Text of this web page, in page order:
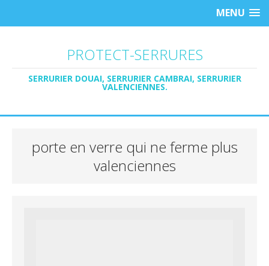
MENU
PROTECT-SERRURES
SERRURIER DOUAI, SERRURIER CAMBRAI, SERRURIER
VALENCIENNES.
porte en verre qui ne ferme plus
valenciennes